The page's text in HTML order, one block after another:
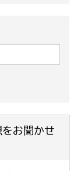
をお聞かせ